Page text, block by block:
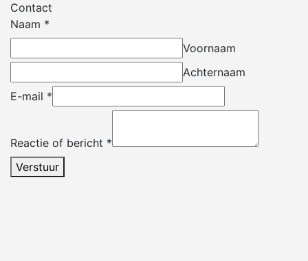
Contact
Naam *
Voornaam
Achternaam
E-mail *
Reactie of bericht *
Verstuur